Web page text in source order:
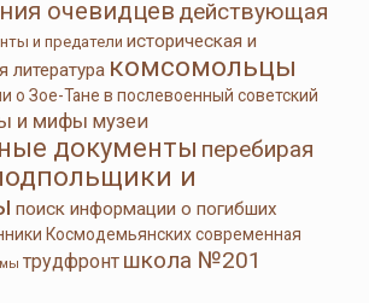
очевидцев действующая
и предатели историческая и
литература комсомольцы
о Зое-Тане в послевоенный советский
и мифы музеи
документы перебирая
и
поиск информации о погибших
Космодемьянскихсовременная
трудфронт школа №201